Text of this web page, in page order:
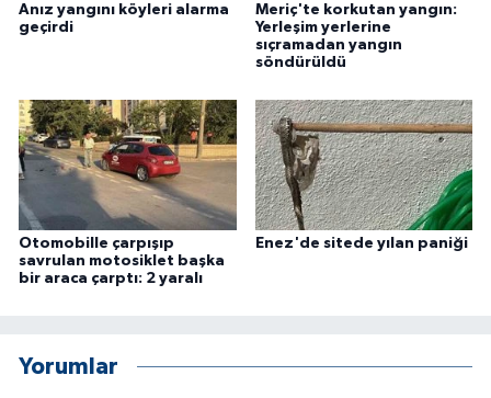
Anız yangını köyleri alarma
geçirdi
Meriç'te korkutan yangın:
Yerleşim yerlerine
sıçramadan yangın
söndürüldü
Otomobille çarpışıp
savrulan motosiklet başka
bir araca çarptı: 2 yaralı
Enez'de sitede yılan paniği
Yorumlar